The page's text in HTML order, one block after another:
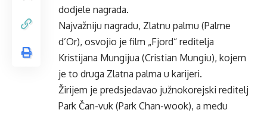
dodjele nagrada.
Najvažniju nagradu, Zlatnu palmu (Palme
d’Or), osvojio je film „Fjord“ reditelja
Kristijana Mungijua (Cristian Mungiu), kojem
je to druga Zlatna palma u karijeri.
Žirijem je predsjedavao južnokorejski reditelj
Park Čan-vuk (Park Chan-wook), a među